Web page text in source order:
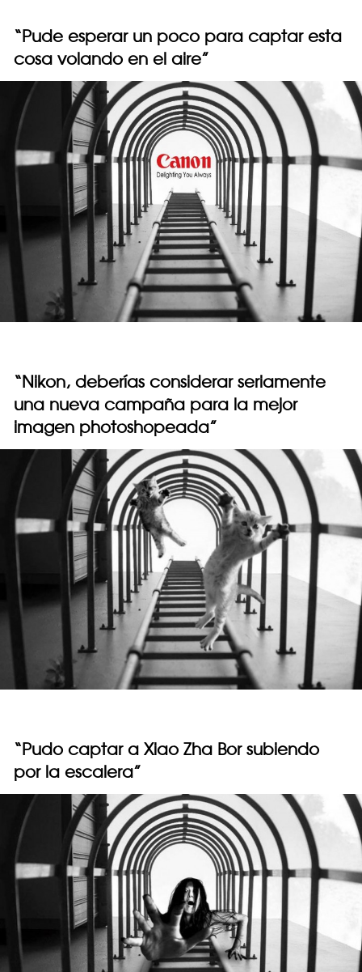
“Pude esperar un poco para captar esta
cosa volando en el aire”
“Nikon, deberías considerar seriamente
una nueva campaña para la mejor
imagen photoshopeada”
“Pudo captar a Xiao Zha Bor subiendo
por la escalera”